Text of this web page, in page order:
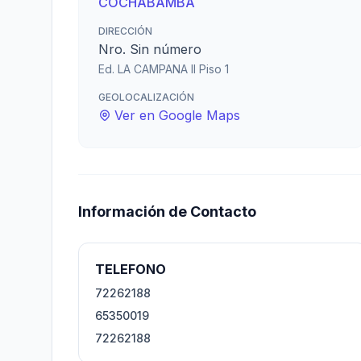
DIRECCIÓN
Nro. Sin número
Ed. LA CAMPANA II Piso 1
GEOLOCALIZACIÓN
Ver en Google Maps
Información de Contacto
TELEFONO
72262188
65350019
72262188